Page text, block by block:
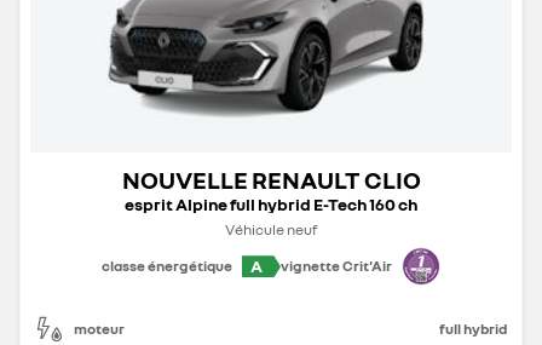
NOUVELLE RENAULT CLIO
esprit Alpine full hybrid E-Tech 160 ch
Véhicule neuf
classe énergétique
A vignette Crit'Air
moteur full hybrid